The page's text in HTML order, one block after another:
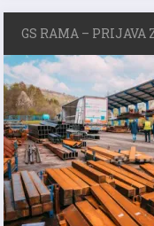
GS RAMA – PRIJAVA